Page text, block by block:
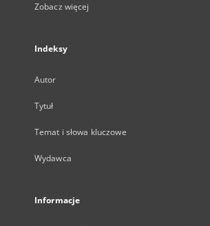
Zobacz więcej
Indeksy
Autor
Tytuł
Temat i słowa kluczowe
Wydawca
Informacje